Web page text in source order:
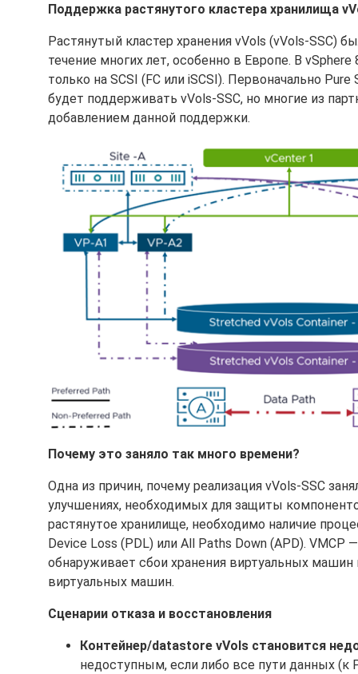
Поддержка растянутого кластера хранилища
Растянутый кластер хранения vVols (vVols-SSC)
течение многих лет, особенно в Европе. В
только на SCSI (FC или iSCSI). Первоначально
будет поддерживать vVols-SSC, но многие из
добавлением данной поддержки.
Почему это заняло так много времени?
Одна из причин, почему реализация vVols-SSC
улучшениях, необходимых для защиты
растянутое хранилище, необходимо наличие
Device Loss (PDL) или All Paths Down (APD).
обнаруживает сбои хранения виртуальных
виртуальных машин.
Сценарии отказа и восстановления
Контейнер/datastore vVols становится
недоступным, если либо все пути данных (к